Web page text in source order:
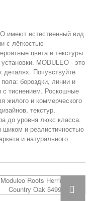
имеют естественный вид
с лёгкостью
цвета и текстуры
MODULEO - это
деталях. Почувствуйте
бороздки, линии и
с тиснением. Роскошные
жилого и коммерческого
текстур,
до уровня люкс класса.
и реалистичностью
и натурального